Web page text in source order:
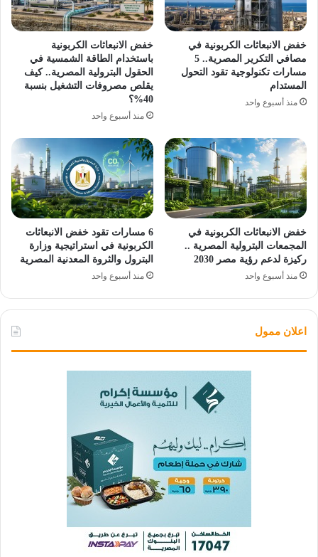
خفض الانبعاثات الكربونية في
مصافي التكرير المصرية.. 5
مسارات تكنولوجية تقود التحول
المستدام
منذ أسبوع واحد
خفض الانبعاثات الكربونية
باستخدام الطاقة الشمسية في
الحقول البترولية المصرية.. كيف
يقلص مصروفات التشغيل بنسبة
40%؟
منذ أسبوع واحد
خفض الانبعاثات الكربونية في
المجمعات البترولية المصرية ..
ركيزة لدعم رؤية مصر 2030
منذ أسبوع واحد
6 مسارات تقود خفض الانبعاثات
الكربونية في استراتيجية وزارة
البترول والثروة المعدنية المصرية
منذ أسبوع واحد
اعلان ممول